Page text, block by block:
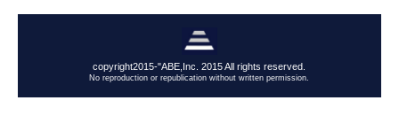
copyright2015-"ABE,Inc. 2015 All rights reserved.
No reproduction or republication without written permission.